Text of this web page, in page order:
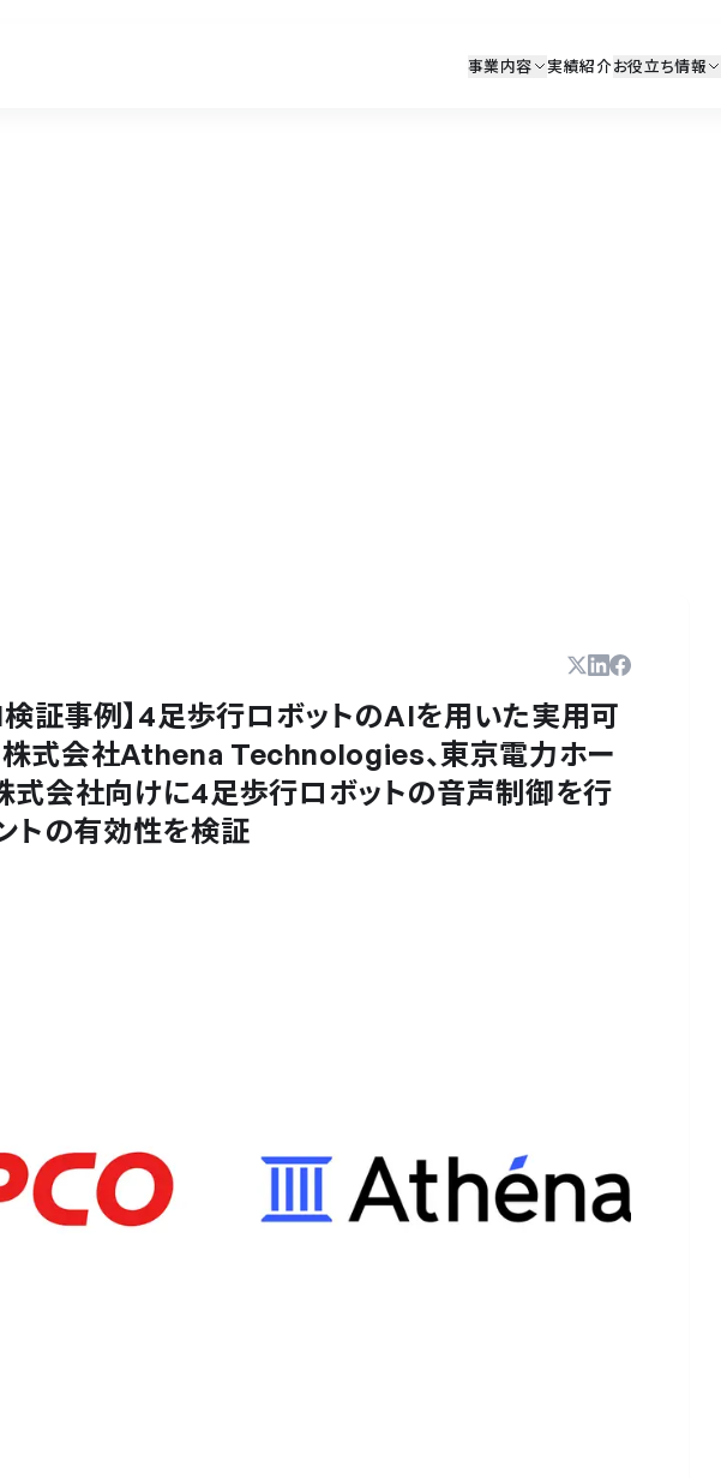
事業内容 実績紹介お役立ち情報
検証事例】4足歩行ロボットのAIを用いた実用可
式会社Athena Technologies、東京電力ホー
式会社向けに4足歩行ロボットの音声制御を行
トの有効性を検証